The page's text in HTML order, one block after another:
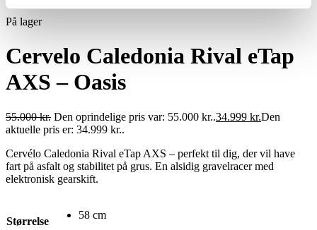
På lager
Cervelo Caledonia Rival eTap
AXS – Oasis
55.000kr. Den oprindelige pris var: 55.000 kr..34.999 kr.Den
aktuelle pris er: 34.999 kr..
Cervélo Caledonia Rival eTap AXS – perfekt til dig, der vil have
fart på asfalt og stabilitet på grus. En alsidig gravelracer med
elektronisk gearskift.
Størrelse
58 cm